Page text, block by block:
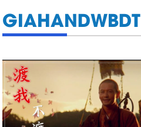
GIAHANDWBDT